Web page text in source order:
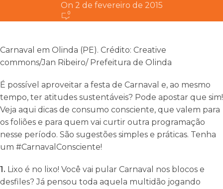
On 2 de fevereiro de 2015
0
Carnaval em Olinda (PE). Crédito: Creative
commons/Jan Ribeiro/ Prefeitura de Olinda
É possível aproveitar a festa de Carnaval e, ao mesmo
tempo, ter atitudes sustentáveis? Pode apostar que sim!
Veja aqui dicas de consumo consciente, que valem para
os foliões e para quem vai curtir outra programação
nesse período. São sugestões simples e práticas. Tenha
um #CarnavalConsciente!
1. Lixo é no lixo! Você vai pular Carnaval nos blocos e
desfiles? Já pensou toda aquela multidão jogando